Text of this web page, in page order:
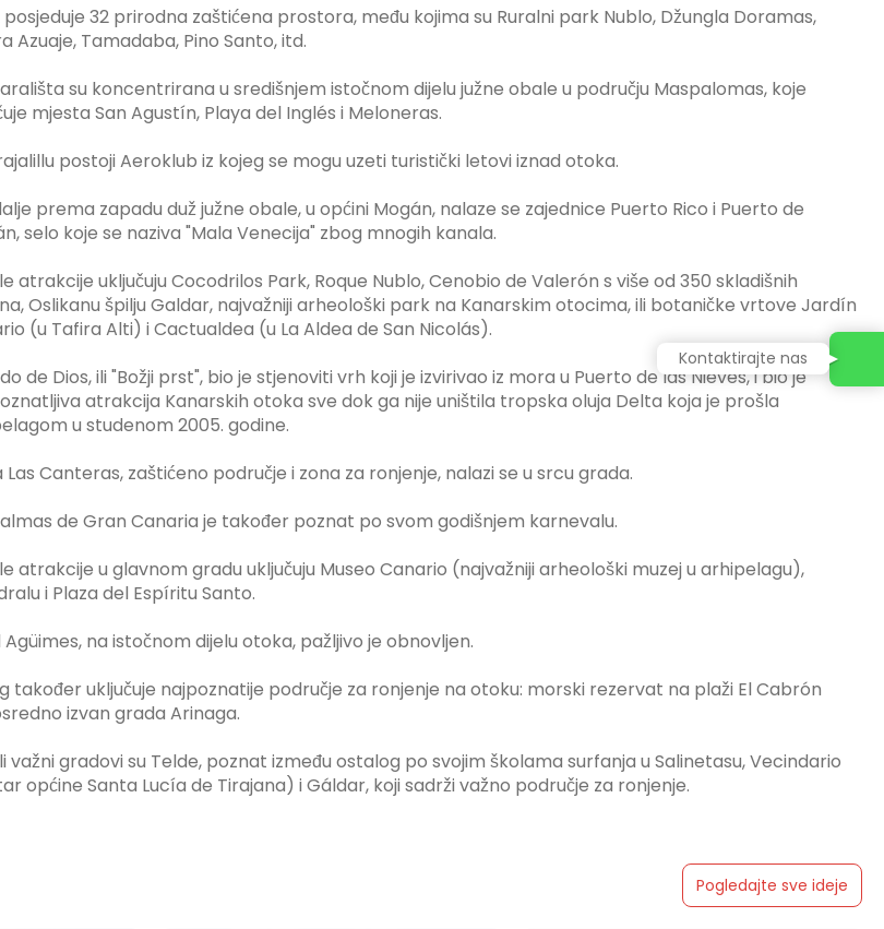
32 prirodna zaštićena prostora, među kojima su Ruralni park Nublo, Džungla Doramas,
Azuaje, Tamadaba, Pino Santo, itd.
su koncentrirana u središnjem istočnom dijelu južne obale u području Maspalomas, koje
mjesta San Agustín, Playa del Inglés i Meloneras.
postoji Aeroklub iz kojeg se mogu uzeti turistički letovi iznad otoka.
prema zapadu duž južne obale, u općini Mogán, nalaze se zajednice Puerto Rico i Puerto de
selo koje se naziva "Mala Venecija" zbog mnogih kanala.
atrakcije uključuju Cocodrilos Park, Roque Nublo, Cenobio de Valerón s više od 350 skladišnih
Oslikanu špilju Galdar, najvažniji arheološki park na Kanarskim otocima, ili botaničke vrtove Jardín
(u Tafira Alti) i Cactualdea (u La Aldea de San Nicolás).
de Dios, ili "Božji prst", bio je stjenoviti vrh koji je izvirivao iz mora u Puerto de las Nieves, i bio je
atrakcija Kanarskih otoka sve dok ga nije uništila tropska oluja Delta koja je prošla
u studenom 2005. godine.
Las Canteras, zaštićeno područje i zona za ronjenje, nalazi se u srcu grada.
de Gran Canaria je također poznat po svom godišnjem karnevalu.
atrakcije u glavnom gradu uključuju Museo Canario (najvažniji arheološki muzej u arhipelagu),
i Plaza del Espíritu Santo.
na istočnom dijelu otoka, pažljivo je obnovljen.
također uključuje najpoznatije područje za ronjenje na otoku: morski rezervat na plaži El Cabrón
izvan grada Arinaga.
važni gradovi su Telde, poznat između ostalog po svojim školama surfanja u Salinetasu, Vecindario
općine Santa Lucía de Tirajana) i Gáldar, koji sadrži važno područje za ronjenje.
Pogledajte sve ideje
Kontaktirajte nas